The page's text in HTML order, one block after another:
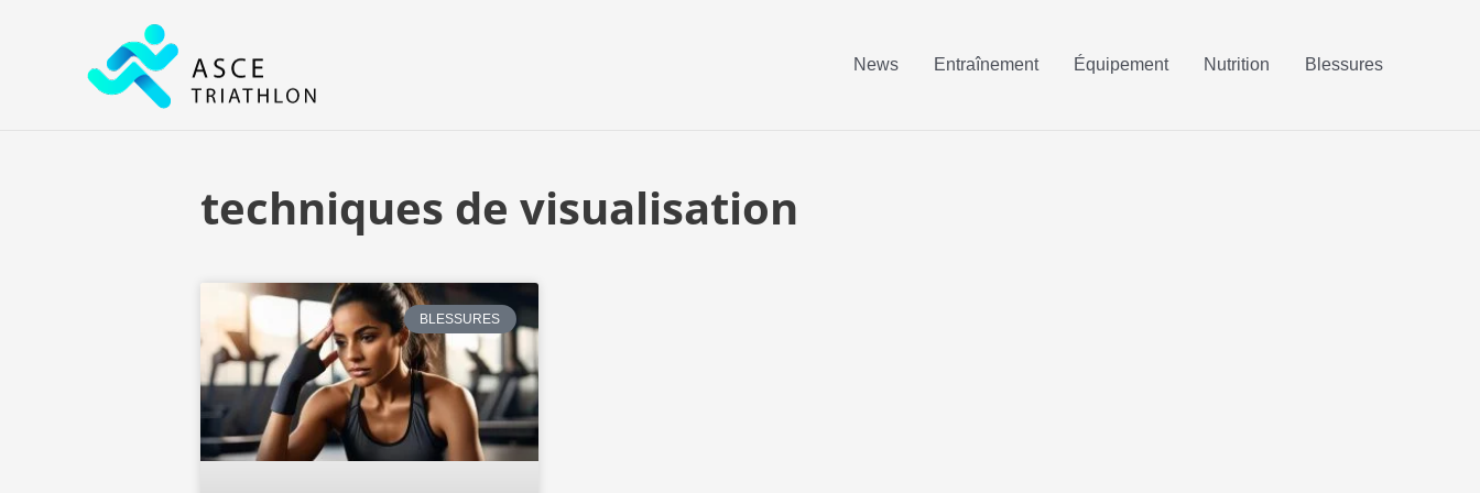
News Entraînement Équipement Nutrition Blessures
techniques de visualisation
BLESSURES